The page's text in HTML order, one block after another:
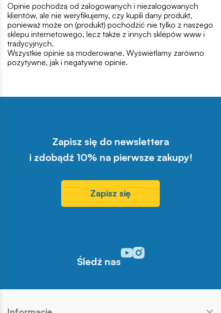
Opinie pochodzą od zalogowanych i niezalogowanych
klientów, ale nie weryfikujemy, czy kupili dany produkt,
ponieważ może on (produkt) pochodzić nie tylko z naszego
sklepu internetowego, lecz także z innych sklepów www i
tradycyjnych.
Wszystkie opinie są moderowane. Wyświetlamy zarówno
pozytywne, jak i negatywne opinie.
Zapisz się do newslettera
i zdobądź 10% na pierwsze zakupy!
Zapisz się
Śledź nas
Odwiedź nasz profil w
Odwiedź nasz profil w